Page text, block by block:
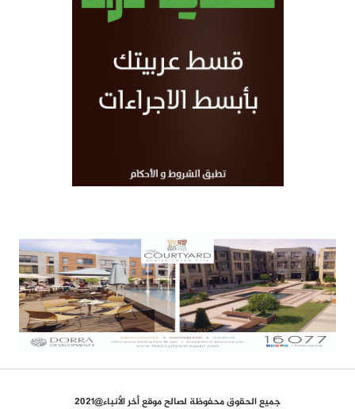
جميع الحقوق محفوظة لصالح موقع أخر الأنباء@2021